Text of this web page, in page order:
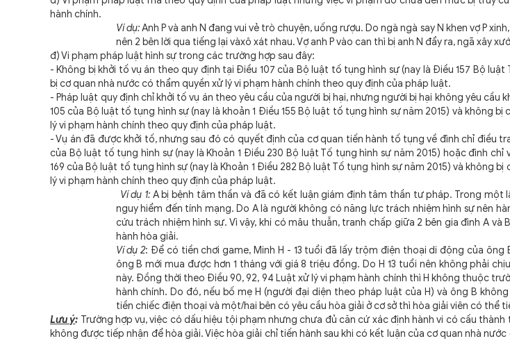
hành chính.
Ví dụ:Anh P và anh N đang vui vẻ trò chuyện, uống rượu. Do ngà ngà say N khen vợ P
nên 2 bên lời qua tiếng lại vàxô xát nhau. Vợ anh P vào can thì bị anh N đẩy ra, ngã xây
đ) Vi phạm pháp luật hình sự trong các trường hợp sau đây:
- Không bị khởi tố vụ án theo quy định tại Điều 107 của Bộ luật tố tụng hình sự (nay là Điều 157 Bộ luật
bị cơ quan nhà nước có thẩm quyền xử lý vi phạm hành chính theo quy định của pháp luật.
- Pháp luật quy định chỉ khởi tố vụ án theo yêu cầu của người bị hại, nhưng người bị hại không yêu cầu
105 của Bộ luật tố tụng hình sự (nay là khoản 1 Điều 155 Bộ luật tố tụng hình sự năm 2015) và không
lý vi phạm hành chính theo quy định của pháp luật.
- Vụ án đã được khởi tố, nhưng sau đó có quyết định của cơ quan tiến hành tố tụng về đình chỉ điều
của Bộ luật tố tụng hình sự (nay là Khoản 1 Điều 230 Bộ luật Tố tụng hình sự năm 2015) hoặc đình chỉ
169 của Bộ luật tố tụng hình sự (nay là Khoản 1 Điều 282 Bộ luật Tố tụng hình sự năm 2015) và không
lý vi phạm hành chính theo quy định của pháp luật.
Ví dụ 1: A bị bệnh tâm thần và đã có kết luận giám định tâm thần tư pháp. Trong một
nguy hiểm đến tính mạng. Do A là người không có năng lực trách nhiệm hình sự nên
cứu trách nhiệm hình sự. Vì vậy, khi có mâu thuẫn, tranh chấp giữa 2 bên gia đình A và
hành hòa giải.
Ví dụ 2: Để có tiền chơi game, Minh H - 13 tuổi đã lấy trộm điện thoại di động của ông
ông B mới mua được hơn 1 tháng với giá 8 triệu đồng. Do H 13 tuổi nên không phải
này. Đồng thời theo Điều 90, 92, 94 Luật xử lý vi phạm hành chính thì H không thuộc
hành chính. Do đó, nếu bố mẹ H (người đại diện theo pháp luật của H) và ông B
tiền chiếc điện thoại và một/hai bên có yêu cầu hòa giải ở cơ sở thì hòa giải viên có thể
Lưu ý: Trường hợp vụ, việc có dấu hiệu tội phạm nhưng chưa đủ căn cứ xác định hành vi có cấu
không được tiếp nhận để hòa giải. Việc hòa giải chỉ tiến hành sau khi có kết luận của cơ quan nhà